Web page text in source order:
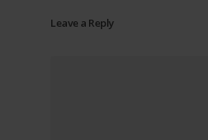
Leave a Reply